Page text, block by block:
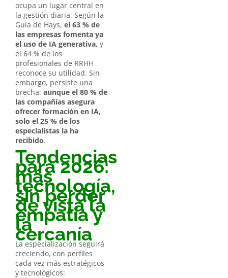
ocupa un lugar central en
la gestión diaria. Según la
Guía de Hays, el 63 % de
las empresas fomenta ya
el uso de IA generativa, y
el 64 % de los
profesionales de RRHH
reconoce su utilidad. Sin
embargo, persiste una
brecha: aunque el 80 % de
las compañías asegura
ofrecer formación en IA,
solo el 25 % de los
especialistas la ha
recibido.
Tendencias
para 2026:
más
tecnología,
sin perder
de vista la
empatía y
la
cercanía
La especialización seguirá
creciendo, con perfiles
cada vez más estratégicos
y tecnológicos: